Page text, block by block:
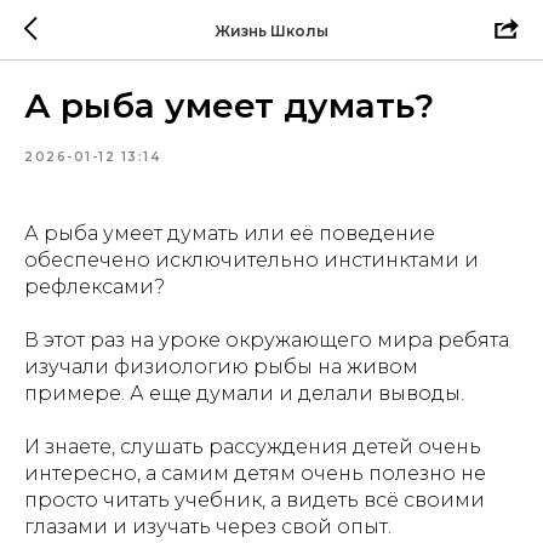
Жизнь Школы
А рыба умеет думать?
2026-01-12 13:14
А рыба умеет думать или её поведение
обеспечено исключительно инстинктами и
рефлексами?
В этот раз на уроке окружающего мира ребята
изучали физиологию рыбы на живом
примере. А еще думали и делали выводы.
И знаете, слушать рассуждения детей очень
интересно, а самим детям очень полезно не
просто читать учебник, а видеть всё своими
глазами и изучать через свой опыт.